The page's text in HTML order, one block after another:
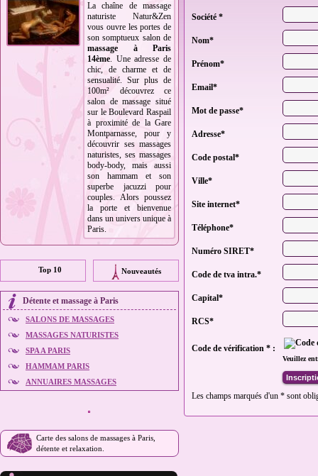
La chaîne de massage
naturiste Natur&Zen
vous ouvre les portes de
son somptueux salon de
massage à Paris
14ème. Une adresse de
chic, de charme et de
sensualité. Sur plus de
100m² découvrez ce
salon de massage situé
sur le Boulevard Raspail
à proximité de la Gare
Montparnasse, pour y
découvrir ses massages
naturistes, ses massages
body-body, mais aussi
son hammam et son
superbe jacuzzi pour
couples. Alors poussez
la porte et bienvenue
dans un univers unique à
Paris.
Top 10 Nouveautés
Détente et massage à Paris
SALONS DE MASSAGES
MASSAGES NATURISTES
SPA A PARIS
HAMMAM PARIS
ANNUAIRES MASSAGES
Carte des salons de massages à Paris,
détente et relaxation.
Société *
Nom*
Prénom*
Email*
Mot de passe*
Adresse*
Code postal*
Ville*
Site internet*
Téléphone*
Numéro SIRET*
Code de tva intra.*
Capital*
RCS*
Code de vérification * :
Veuillez
Les champs marqués d'un * sont